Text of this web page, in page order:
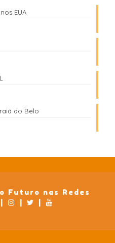
EUA
do Belo
Futuro nas Redes
| | |